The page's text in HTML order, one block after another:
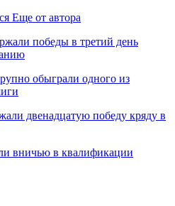
Еще от автора
победы в третий день
обыграли одного из
двенадцатую победу кряду в
вничью в квалификации